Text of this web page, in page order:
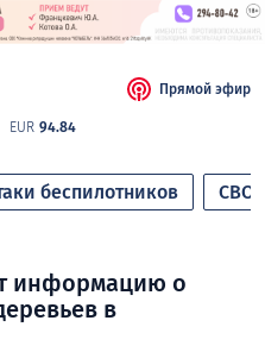
EUR 94.84
Прямой эфир
беспилотников СВО
информацию о
в